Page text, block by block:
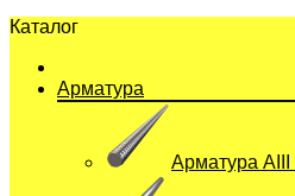
Каталог
Арматура
Арматура АIII